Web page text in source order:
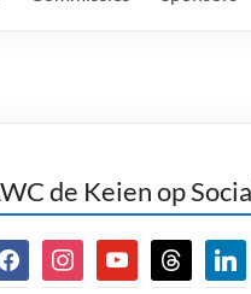
de Keien op
instagramyoutubethreads